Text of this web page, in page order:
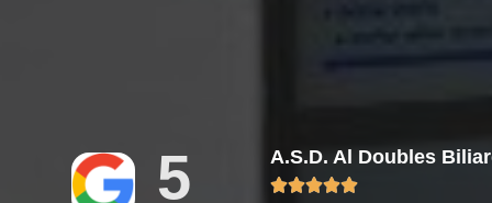
5 A.s.d. Al Doubles
